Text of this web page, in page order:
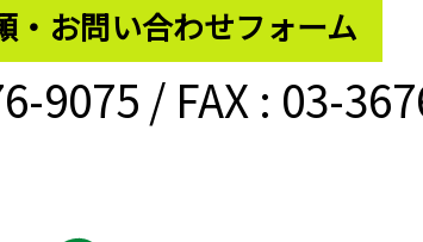
・お問い合わせフォーム
9075 / FAX : 03-